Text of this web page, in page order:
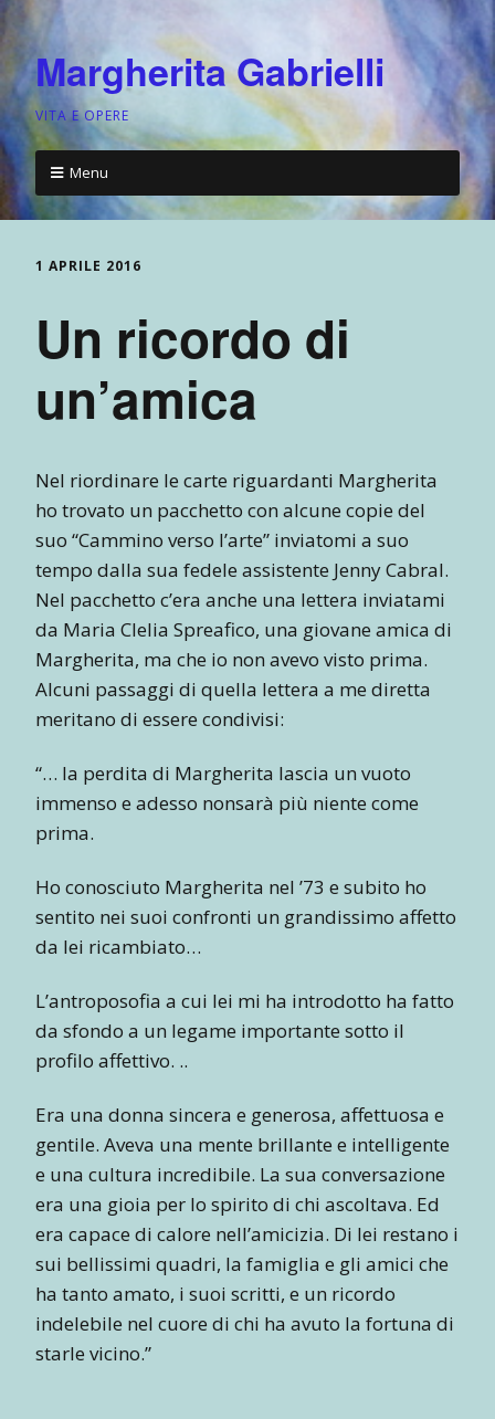
Margherita Gabrielli
VITA E OPERE
Menu
1 APRILE 2016
Un ricordo di
un’amica
Nel riordinare le carte riguardanti Margherita
ho trovato un pacchetto con alcune copie del
suo “Cammino verso l’arte” inviatomi a suo
tempo dalla sua fedele assistente Jenny Cabral.
Nel pacchetto c’era anche una lettera inviatami
da Maria Clelia Spreafico, una giovane amica di
Margherita, ma che io non avevo visto prima.
Alcuni passaggi di quella lettera a me diretta
meritano di essere condivisi:
“… la perdita di Margherita lascia un vuoto
immenso e adesso nonsarà più niente come
prima.
Ho conosciuto Margherita nel ’73 e subito ho
sentito nei suoi confronti un grandissimo affetto
da lei ricambiato…
L’antroposofia a cui lei mi ha introdotto ha fatto
da sfondo a un legame importante sotto il
profilo affettivo. ..
Era una donna sincera e generosa, affettuosa e
gentile. Aveva una mente brillante e intelligente
e una cultura incredibile. La sua conversazione
era una gioia per lo spirito di chi ascoltava. Ed
era capace di calore nell’amicizia. Di lei restano i
sui bellissimi quadri, la famiglia e gli amici che
ha tanto amato, i suoi scritti, e un ricordo
indelebile nel cuore di chi ha avuto la fortuna di
starle vicino.”